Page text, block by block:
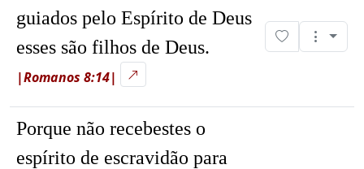
guiados pelo Espírito de Deus
esses são filhos de Deus.
|Romanos 8:14|
Porque não recebestes o
espírito de escravidão para